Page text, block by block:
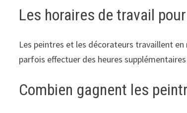
Les horaires de travail
Les peintres et les décorateurs travaillent en
parfois effectuer des heures
Combien gagnent les